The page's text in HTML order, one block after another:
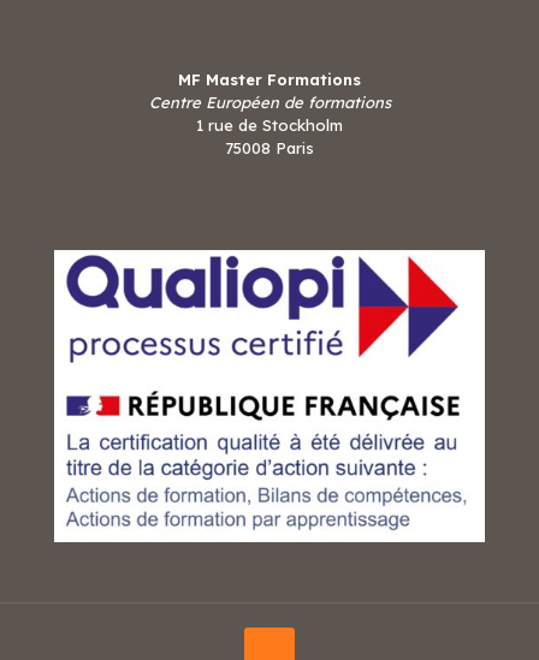
MF Master Formations
Centre Européen de formations
1 rue de Stockholm
75008 Paris